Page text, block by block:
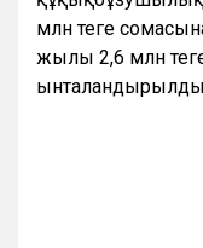
млн теңге
жылы 2,6 млн
ынталандырылды